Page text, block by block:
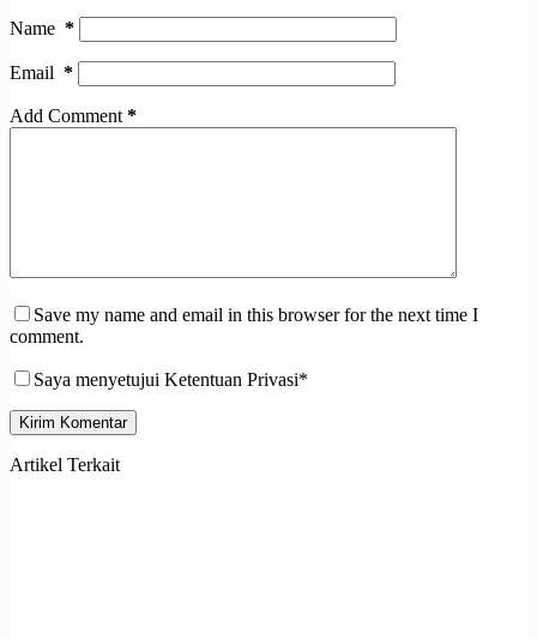
Name *
Email *
Add Comment *
Save my name and email in this browser for the next time I
comment.
Saya menyetujui Ketentuan Privasi*
Kirim Komentar
Artikel Terkait